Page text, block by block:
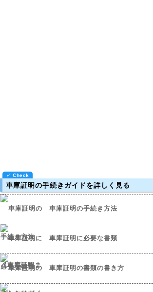
車庫証明の手続きガイドを詳しく見る
車庫証明の手続き方法
車庫証明に必要な書類
車庫証明の書類の書き方